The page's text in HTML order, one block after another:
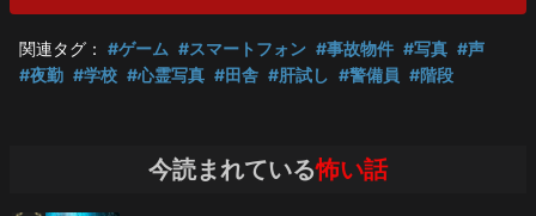
関連タグ： #ゲーム #スマートフォン #事故物件 #写真 #声
#夜勤 #学校 #心霊写真 #田舎 #肝試し #警備員 #階段
今読まれている怖い話